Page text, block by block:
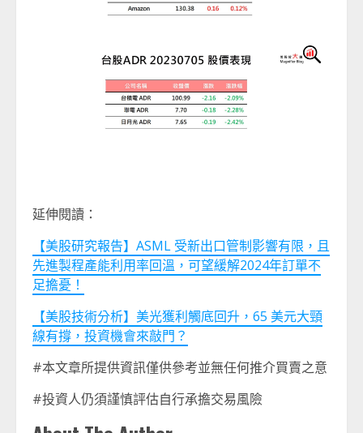
延伸閱讀：
【美股研究報告】ASML 受新出口管制影響有限，且
先進製程產能利用率回溫，可望緩解2024年訂單不
足擔憂！
【美股技術分析】美光獲利觸底回升，65 美元大頸
線有撐，投資機會來敲門？
#本文章所提供資訊僅供參考並無任何推介買賣之意
#投資人仍須謹慎評估自行承擔交易風險